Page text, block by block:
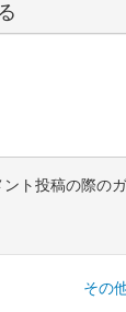
ント投稿の際の
その